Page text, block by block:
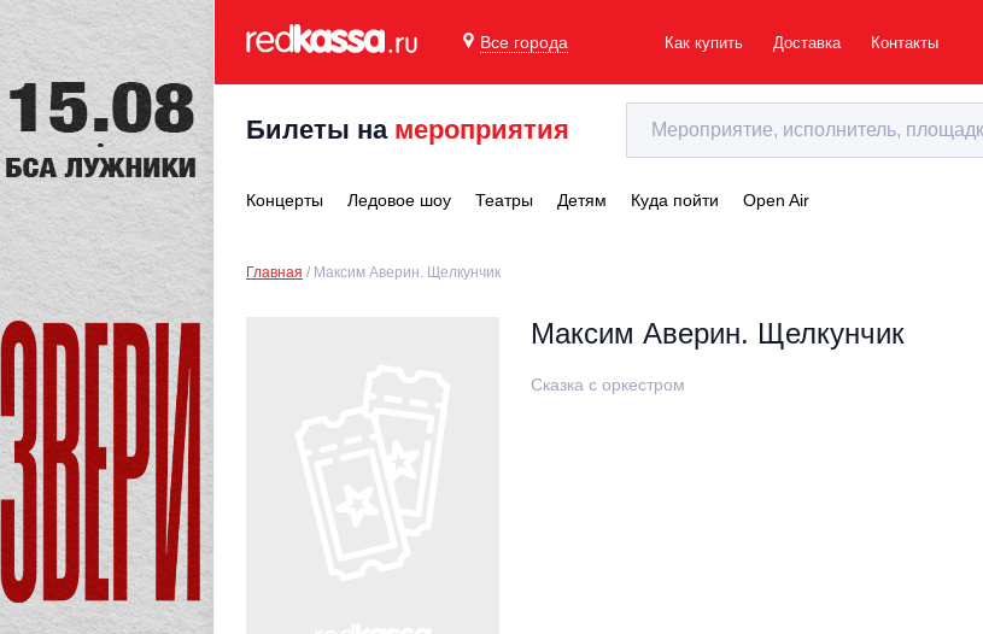
Все города Как купить Доставка Контакты
Билеты на мероприятия
Концерты Ледовое шоу Театры Детям Куда пойти Open Air
Главная Максим Аверин. Щелкунчик
Максим Аверин. Щелкунчик
Сказка с оркестром